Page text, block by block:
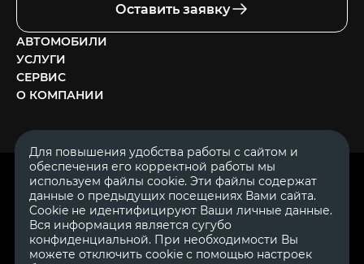
Оставить заявку
АВТОМОБИЛИ
УСЛУГИ
СЕРВИС
О КОМПАНИИ
© 2007—2026 «Диалог Авто» — автосалон. Все права защищены.
Обращаем Ваше внимание на то, что данный Интернет-сайт
носит исключительно информационный характер и ни при
каких условиях не является публичной офертой, определяемой
положениями Статьи 437 Гражданского Кодекса Российской
ОГРН 1111644005153
ИНН 1644062657
Для повышения удобства работы с сайтом и
обеспечения его корректной работы мы
используем файлы cookie. Эти файлы содержат
данные о предыдущих посещениях Вами сайта.
Cookie не идентифицируют Ваши личные данные.
Вся информация является сугубо
конфиденциальной. При необходимости Вы
можете отключить cookie с помощью настроек